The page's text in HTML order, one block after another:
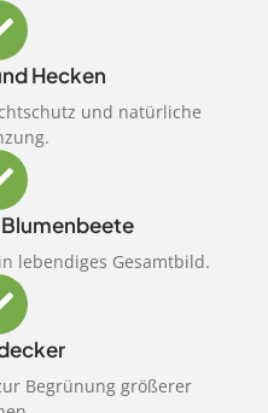
Hecken
und natürliche
lebendiges Gesamtbild.
Begrünung größerer